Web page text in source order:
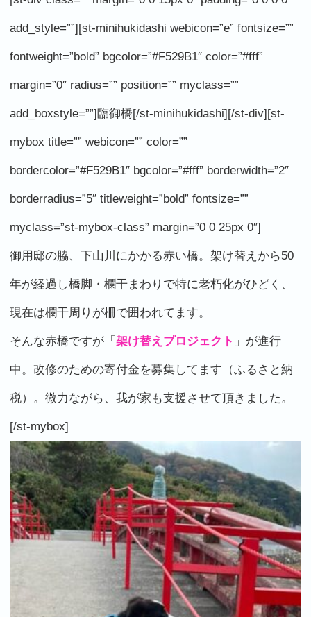
add_style=””][st-minihukidashi webicon=”e” fontsize=””
fontweight=”bold” bgcolor=”#F529B1″ color=”#fff”
margin=”0″ radius=”” position=”” myclass=””
add_boxstyle=””]臨御橋[/st-minihukidashi][/st-div][st-
mybox title=”” webicon=”” color=””
bordercolor=”#F529B1″ bgcolor=”#fff” borderwidth=”2″
borderradius=”5″ titleweight=”bold” fontsize=””
myclass=”st-mybox-class” margin=”0 0 25px 0″]
御用邸の脇、下山川にかかる赤い橋。架け替えから50
年が経過し橋脚・欄干まわりで特に老朽化がひどく、
現在は欄干周りが柵で囲われてます。
そんな赤橋ですが「 架け替えプロジェクト 」が進行
中。改修のための寄付金を募集してます（ふるさと納
税）。微力ながら、我が家も支援させて頂きました。
[/st-mybox]